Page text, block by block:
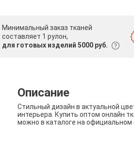
Минимальный заказ тканей
составляет 1 рулон,
для готовых изделий 5000 руб.
Описание
Стильный дизайн в актуальной
интерьера. Купить оптом онлайн
можно в каталоге на официальном